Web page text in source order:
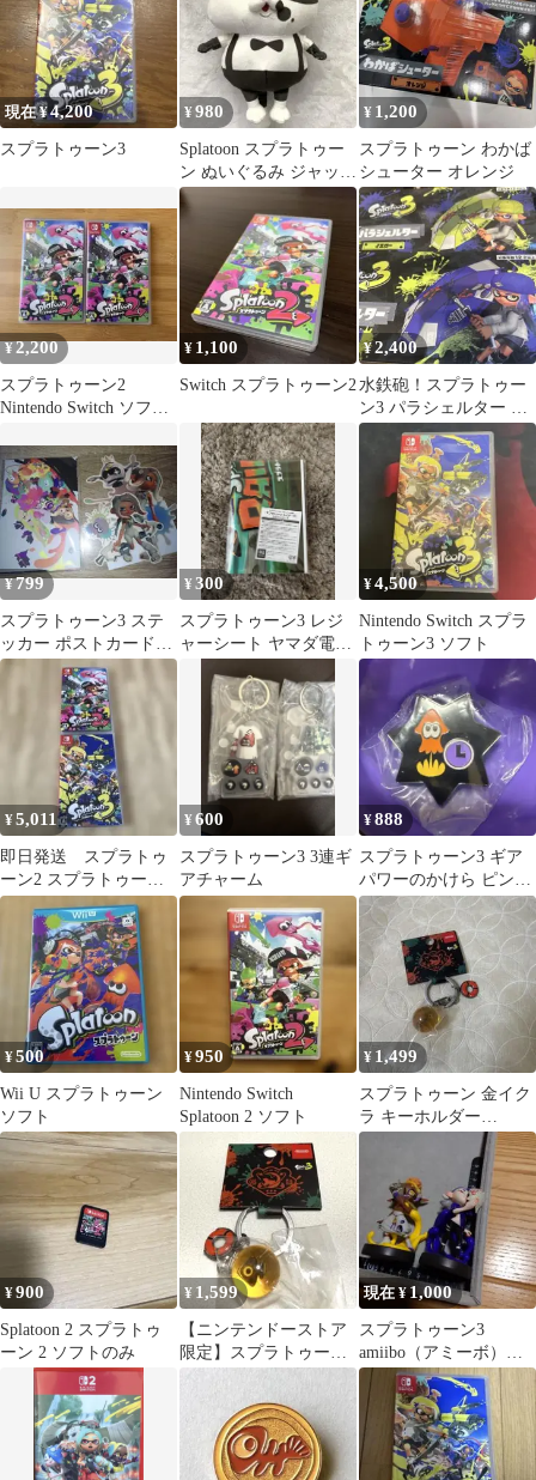
現在 ¥4,200
スプラトゥーン3
¥980
Splatoon スプラトゥー
ン ぬいぐるみ ジャッジ
くん
¥ 1,200
スプラトゥーン わかば
シューター オレンジ
¥2,200
スプラトゥーン2
Nintendo Switch ソフト
¥ 1,100
Switch スプラトゥーン2
¥2,400
水鉄砲！スプラトゥー
ン3 パラシェルター ブ
ルー イエロー 2種セッ
ト新品未使用
¥799
スプラトゥーン3 ステ
ッカー ポストカードセ
ット
¥300
スプラトゥーン3 レジ
ャーシート ヤマダ電機
¥4,500
Nintendo Switch スプラ
トゥーン3 ソフト
¥5,011
即日発送 スプラトゥ
ーン2 スプラトゥーン3
Switchソフト2本セット
¥600
スプラトゥーン3 3連ギ
アチャーム
¥888
スプラトゥーン3 ギア
パワーのかけら ピンバ
ッチ スーパージャンプ
時間短縮
¥500
Wii U スプラトゥーン
ソフト
¥950
Nintendo Switch
Splatoon 2 ソフト
¥ 1,499
スプラトゥーン 金イク
ラ キーホルダー
SALMON RUN
¥900
Splatoon 2 スプラトゥ
ーン 2 ソフトのみ
¥ 1,599
【ニンテンドーストア
限定】スプラトゥーン
サーモンラン 金イクラ
キーホルダー
現在 ¥1,000
スプラトゥーン3
amiibo（アミーボ）ウ
ツホ フウカ